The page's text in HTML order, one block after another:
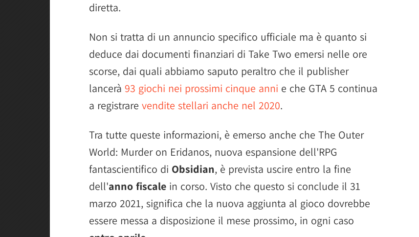
diretta.
Non si tratta di un annuncio specifico ufficiale ma è quanto si
deduce dai documenti finanziari di Take Two emersi nelle ore
scorse, dai quali abbiamo saputo peraltro che il publisher
lancerà 93 giochi nei prossimi cinque anni e che GTA 5 continua
a registrare vendite stellari anche nel 2020.
Tra tutte queste informazioni, è emerso anche che The Outer
World: Murder on Eridanos, nuova espansione dell'RPG
fantascientifico di Obsidian, è prevista uscire entro la fine
dell'anno fiscale in corso. Visto che questo si conclude il 31
marzo 2021, significa che la nuova aggiunta al gioco dovrebbe
essere messa a disposizione il mese prossimo, in ogni caso